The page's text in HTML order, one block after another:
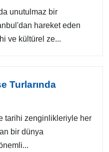
unutulmaz bir
hareket eden
ve kültürel ze...
Turlarında
tarihi zenginlikleriyle her
bir dünya